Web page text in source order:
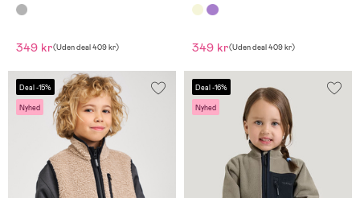
349 kr(Uden deal409 kr) 349 kr(Uden deal409 kr)
Deal -15%
Nyhed
Deal -16%
Nyhed